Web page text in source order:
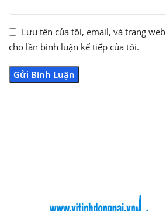
Lưu tên của tôi, email, và trang
cho lần bình luận kế tiếp của tôi.